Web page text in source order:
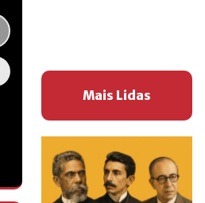
Mais Lidas